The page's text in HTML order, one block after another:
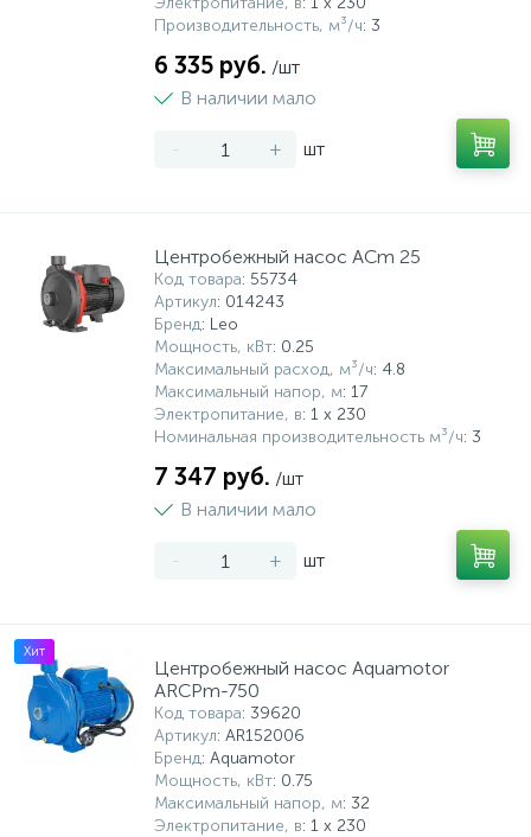
Производительность, м³/ч: 3
6 335 руб. /шт
В наличии мало
- + шт
Центробежный насос ACm 25
Код товара: 55734
Артикул: 014243
Бренд: Leo
Мощность, кВт: 0.25
Максимальный расход, м³/ч: 4.8
Максимальный напор, м: 17
Электропитание, в: 1 x 230
Номинальная производительность м³/ч: 3
7 347 руб. /шт
В наличии мало
- + шт
Хит
Центробежный насос Aquamotor
ARCPm-750
Код товара: 39620
Артикул: AR152006
Бренд: Aquamotor
Мощность, кВт: 0.75
Максимальный напор, м: 32
Электропитание, в: 1 x 230